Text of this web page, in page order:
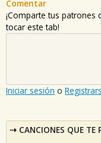
Comentar
¡Comparte tus
tocar este tab!
Iniciar sesión o
CANCIONES QUE TE